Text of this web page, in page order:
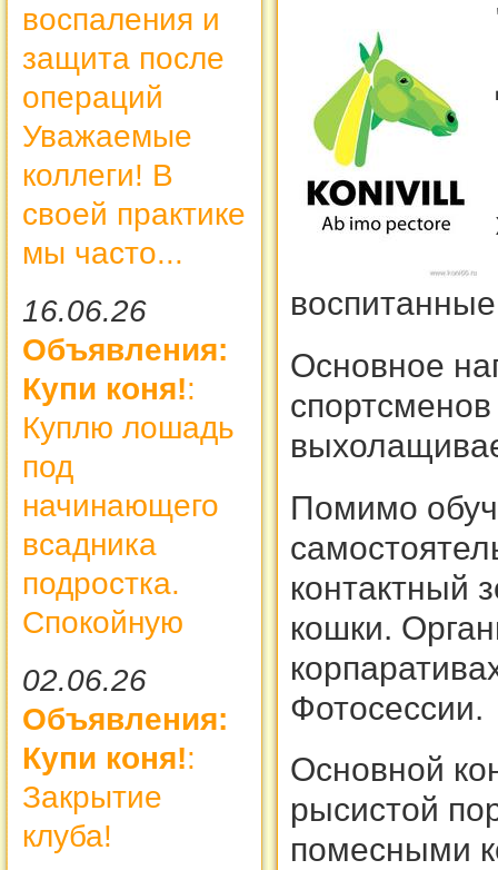
воспаления и
защита после
операций
Уважаемые
коллеги! В
своей практике
мы часто...
16.06.26
Объявления:
Купи коня!:
Куплю лошадь
под
начинающего
всадника
подростка.
Спокойную
02.06.26
Объявления:
Купи коня!:
Закрытие
клуба!
Основное
Помимо
контактный
кошки.
Фотосессии.
Основной
рысистой
помесными